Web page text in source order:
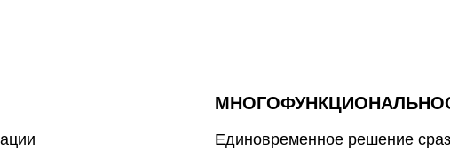
Единовременное решение